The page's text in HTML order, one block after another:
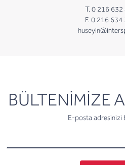
T. 0 216 632
F. 0 216 634
BÜLTENİMİZE
E-posta adresinizi